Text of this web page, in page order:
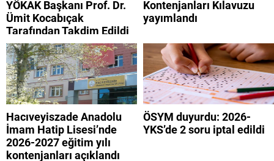
YÖKAK Başkanı Prof. Dr.
Ümit Kocabıçak
Tarafından Takdim Edildi
Kontenjanları Kılavuzu
yayımlandı
Hacıveyiszade Anadolu
İmam Hatip Lisesi’nde
2026-2027 eğitim yılı
kontenjanları açıklandı
ÖSYM duyurdu: 2026-
YKS’de 2 soru iptal edildi